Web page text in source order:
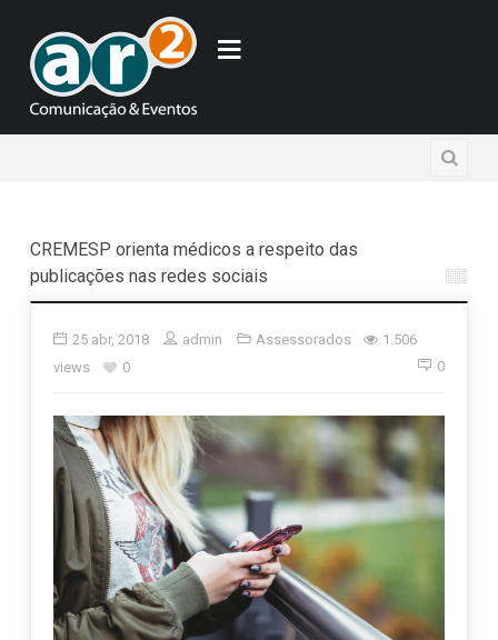
CREMESP orienta médicos a respeito das
publicações nas redes sociais
25 abr, 2018 admin Assessorados
1.506
views
0 0